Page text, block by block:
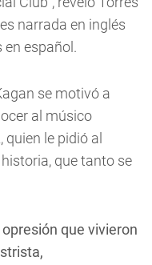
narrada en inglés
español.
se motivó a
al músico
le pidió al
que tanto se